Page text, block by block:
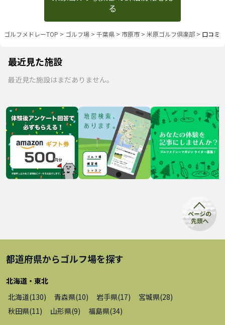
る
ゴルフメドレーTOP > ゴルフ場 > 千葉県 > 市原市 > 米原ゴルフ倶楽部 > 口コミ
最近見た施設
最近見た施設はまだありません。
都道府県からゴルフ場を探す
北海道・東北
北海道(130) 青森県(10) 岩手県(17) 宮城県(28)
秋田県(11 ) 山形県(9) 福島県(34)